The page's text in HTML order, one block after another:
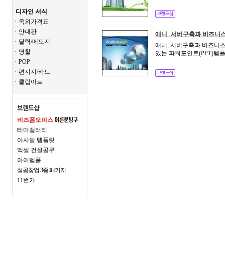
디자인 서식
ㆍ옥외가격표
ㆍ안내판
ㆍ달력/메모지
ㆍ명찰
ㆍPOP
ㆍ편지지/카드
ㆍ클립아트
비즈폼오피스
테마갤러리
아사달 템플릿
엑셀 건설공무
아이템풀
성공창업 3종 패키지
11번가
애니_서버구축과 비즈니
애니_서버구축과 비즈니
있는 파워포인트(PPT)템